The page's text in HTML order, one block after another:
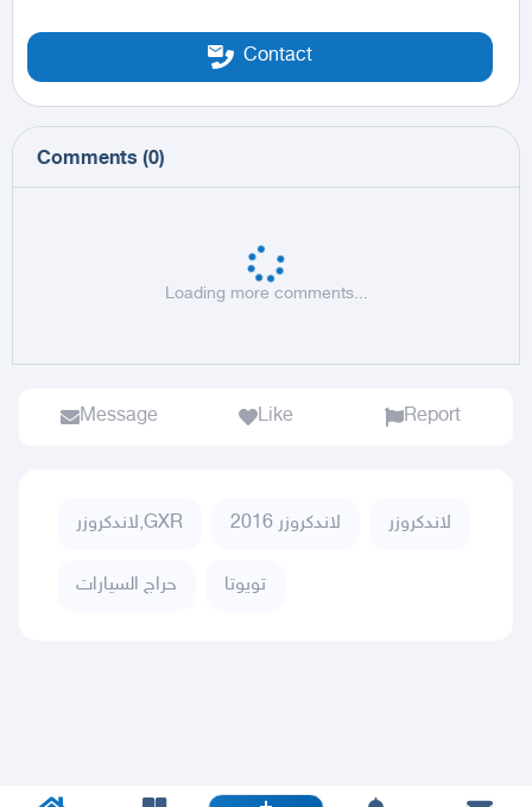
Contact
Comments (0)
Loading more comments...
Message Like Report
لاندكروزر,GXR لاندكروزر 2016 لاندكروزر
حراج السيارات تويوتا